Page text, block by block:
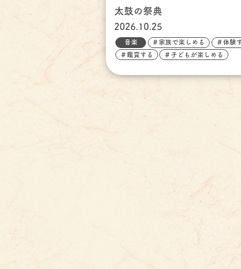
太鼓の祭典
2026.10.25
音楽 ＃家族で楽しめる ＃体験
＃鑑賞する ＃子どもが楽しめる